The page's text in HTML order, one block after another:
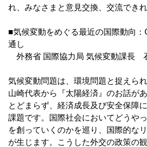
れ、みなさまと意見交換、交流でき
■気候変動をめぐる最近の国際動向
通し
外務省 国際協力局 気候変動課長
気候変動問題は、環境問題と捉えら
山崎代表から『太陽経済』のお話が
とどまらず、経済成長及び安全保障
課題です。国際社会においてどうや
を創っていくのかを巡り、国際的な
が生じます。こうした外交の政策の